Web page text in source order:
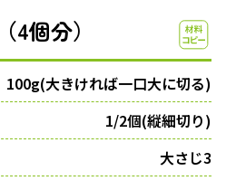
4個分）
100g(大きければ一口大に切る)
1/2個(縦細切り)
大さじ3